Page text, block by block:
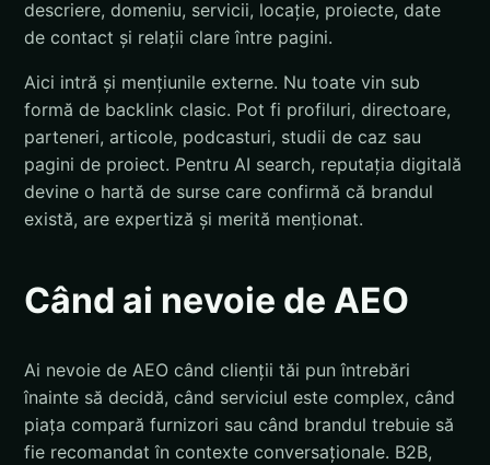
descriere, domeniu, servicii, locație, proiecte, date
de contact și relații clare între pagini.
Aici intră și mențiunile externe. Nu toate vin sub
formă de backlink clasic. Pot fi profiluri, directoare,
parteneri, articole, podcasturi, studii de caz sau
pagini de proiect. Pentru AI search, reputația digitală
devine o hartă de surse care confirmă că brandul
există, are expertiză și merită menționat.
Când ai nevoie de AEO
Ai nevoie de AEO când clienții tăi pun întrebări
înainte să decidă, când serviciul este complex, când
piața compară furnizori sau când brandul trebuie să
fie recomandat în contexte conversaționale. B2B,